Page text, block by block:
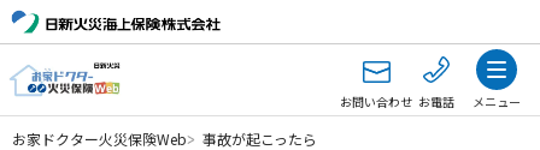
お問い合わせ お電話 メニュー
お家ドクター火災保険Web 事故が起こったら